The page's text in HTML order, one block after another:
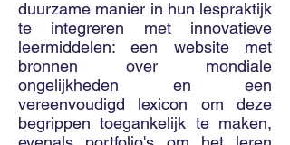
duurzame manier in hun lespraktijk
te integreren met innovatieve
leermiddelen: een website met
bronnen over mondiale
ongelijkheden en een
vereenvoudigd lexicon om deze
begrippen toegankelijk te maken,